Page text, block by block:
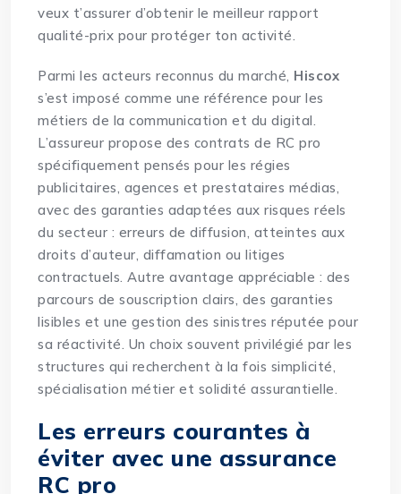
veux t’assurer d’obtenir le meilleur rapport
qualité-prix pour protéger ton activité.
Parmi les acteurs reconnus du marché, Hiscox
s’est imposé comme une référence pour les
métiers de la communication et du digital.
L’assureur propose des contrats de RC pro
spécifiquement pensés pour les régies
publicitaires, agences et prestataires médias,
avec des garanties adaptées aux risques réels
du secteur : erreurs de diffusion, atteintes aux
droits d’auteur, diffamation ou litiges
contractuels. Autre avantage appréciable : des
parcours de souscription clairs, des garanties
lisibles et une gestion des sinistres réputée pour
sa réactivité. Un choix souvent privilégié par les
structures qui recherchent à la fois simplicité,
spécialisation métier et solidité assurantielle.
Les erreurs courantes à
éviter avec une assurance
RC pro